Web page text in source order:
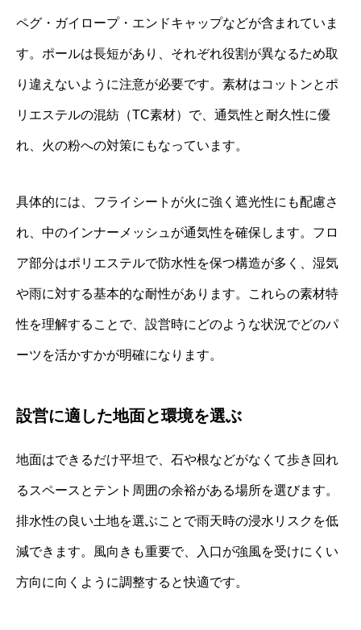
ペグ・ガイロープ・エンドキャップなどが含まれていま
す。ポールは長短があり、それぞれ役割が異なるため取
り違えないように注意が必要です。素材はコットンとポ
リエステルの混紡（TC素材）で、通気性と耐久性に優
れ、火の粉への対策にもなっています。
具体的には、フライシートが火に強く遮光性にも配慮さ
れ、中のインナーメッシュが通気性を確保します。フロ
ア部分はポリエステルで防水性を保つ構造が多く、湿気
や雨に対する基本的な耐性があります。これらの素材特
性を理解することで、設営時にどのような状況でどのパ
ーツを活かすかが明確になります。
設営に適した地面と環境を選ぶ
地面はできるだけ平坦で、石や根などがなくて歩き回れ
るスペースとテント周囲の余裕がある場所を選びます。
排水性の良い土地を選ぶことで雨天時の浸水リスクを低
減できます。風向きも重要で、入口が強風を受けにくい
方向に向くように調整すると快適です。